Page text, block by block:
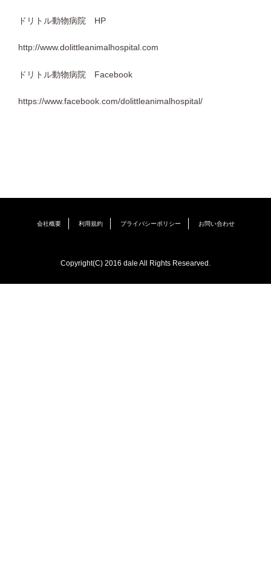
ドリトル動物病院 HP
http://www.dolittleanimalhospital.com
ドリトル動物病院 Facebook
https://www.facebook.com/dolittleanimalhospital/
会社概要 利用規約 プライバシーポリシー お問い合わせ
Copyright(C) 2016 dale All Rights Researved.